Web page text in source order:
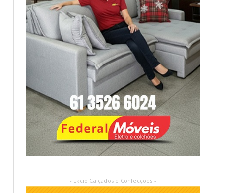
- Lkcio Calçados e Confecções -